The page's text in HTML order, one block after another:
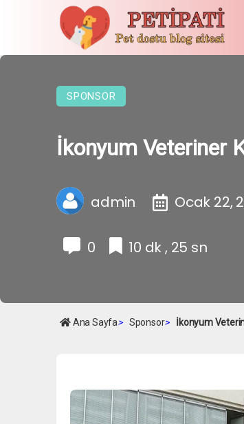
SPONSOR
İkonyum Veteriner
admin Ocak 22,
0 10 dk , 25 sn
Ana Sayfa> Sponsor> İkonyum